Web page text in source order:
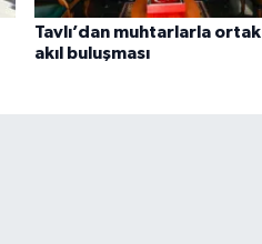
Tavlı’dan muhtarlarla ortak
akıl buluşması